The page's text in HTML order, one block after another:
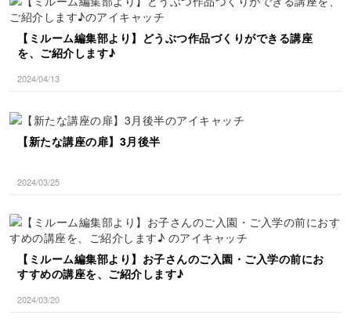
【ミルーム編集部より】どうぶつ作品づくりができる講座
を、ご紹介します♪
2024/04/13
【新たな講座の扉】3月後半
2024/03/25
【ミルーム編集部より】お子さんのご入園・ご入学の前にお
すすめの講座を、ご紹介します♪
2024/03/20